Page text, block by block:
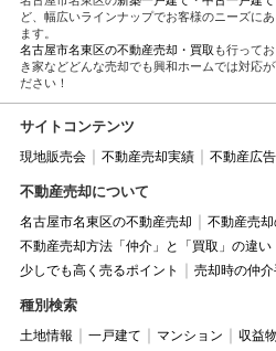
ど、幅広いラインナップでお客様のニーズに
ます。
名古屋市名東区の不動産売却・買取 も行って
き家などどんな売却でも興和ホームでは対応
ださい！
サイトコンテンツ
現地販売会 不動産売却実績 不動産広
不動産売却について
名古屋市名東区の不動産売却
不動産売
不動産売却方法「仲介」と「買取」の違い
少しでも高く売るポイント
売却時の仲
種別検索
土地情報 一戸建て マンション 収益